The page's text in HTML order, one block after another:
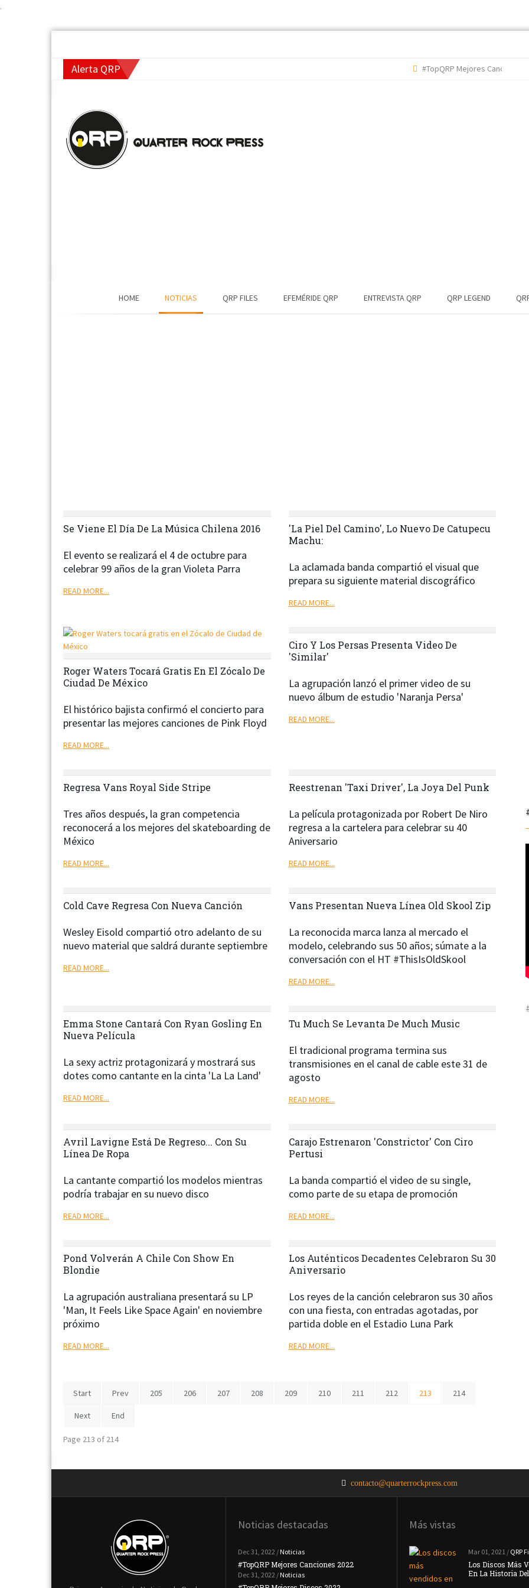
.
Alerta QRP #TopQRP Mejores Canciones 2022
HOME NOTICIAS QRP FILES EFEMÉRIDE QRP ENTREVISTA QRP QRP LEGEND
Se Viene El Día De La Música Chilena 2016
El evento se realizará el 4 de octubre para
celebrar 99 años de la gran Violeta Parra
READ MORE...
'La Piel Del Camino', Lo Nuevo De Catupecu
Machu:
La aclamada banda compartió el visual que
prepara su siguiente material discográfico
READ MORE...
Roger Waters Tocará Gratis En El Zócalo De
Ciudad De México
El histórico bajista confirmó el concierto para
presentar las mejores canciones de Pink Floyd
READ MORE...
Ciro Y Los Persas Presenta Video De
'Similar'
La agrupación lanzó el primer video de su
nuevo álbum de estudio 'Naranja Persa'
READ MORE...
Regresa Vans Royal Side Stripe
Tres años después, la gran competencia
reconocerá a los mejores del skateboarding de
México
READ MORE...
Reestrenan 'Taxi Driver', La Joya Del Punk
La película protagonizada por Robert De Niro
regresa a la cartelera para celebrar su 40
Aniversario
READ MORE...
Cold Cave Regresa Con Nueva Canción
Wesley Eisold compartió otro adelanto de su
nuevo material que saldrá durante septiembre
READ MORE...
Vans Presentan Nueva Línea Old Skool Zip
La reconocida marca lanza al mercado el
modelo, celebrando sus 50 años; súmate a la
conversación con el HT #ThisIsOldSkool
READ MORE...
Emma Stone Cantará Con Ryan Gosling En
Nueva Película
La sexy actriz protagonizará y mostrará sus
dotes como cantante en la cinta 'La La Land'
READ MORE...
Tu Much Se Levanta De Much Music
El tradicional programa termina sus
transmisiones en el canal de cable este 31 de
agosto
READ MORE...
Avril Lavigne Está De Regreso... Con Su
Línea De Ropa
La cantante compartió los modelos mientras
podría trabajar en su nuevo disco
READ MORE...
Carajo Estrenaron 'Constrictor' Con Ciro
Pertusi
La banda compartió el video de su single,
como parte de su etapa de promoción
READ MORE...
Pond Volverán A Chile Con Show En
Blondie
La agrupación australiana presentará su LP
'Man, It Feels Like Space Again' en noviembre
próximo
READ MORE...
Los Auténticos Decadentes Celebraron Su 30
Aniversario
Los reyes de la canción celebraron sus 30 años
con una fiesta, con entradas agotadas, por
partida doble en el Estadio Luna Park
READ MORE...
Start Prev 205 206 207 208 209 210 211 212 213 214
Next End
Page 213 of 214
contacto@quarterrockpress.com
Noticias destacadas
Dec 31, 2022 / Noticias
#TopQRP Mejores Canciones 2022
Dec 31, 2022 / Noticias
Noticias
#TopQRP Mejores Canciones 2021
Noticias
Más vistas
Mar 01, 2021 / QRP
Los Discos Más
En La Historia Del